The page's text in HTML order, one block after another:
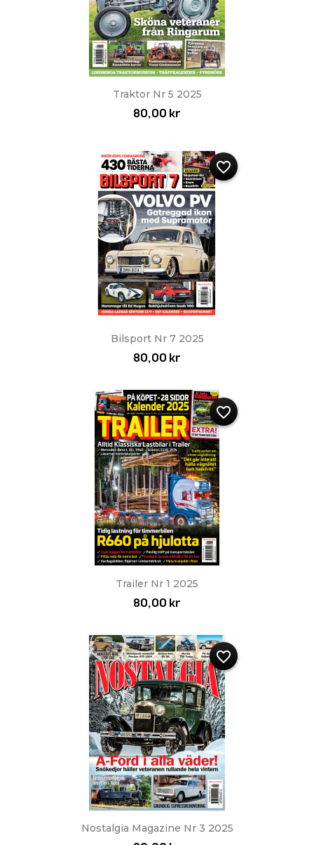
Traktor Nr 5 2025
80,00 kr
Bilsport Nr 7 2025
80,00 kr
favorite_border
Trailer Nr 1 2025
80,00 kr
favorite_border
Nostalgia Magazine Nr 3 2025
favorite_border